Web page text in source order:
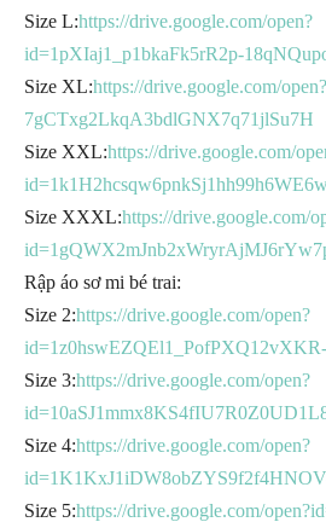
Size L:https://drive.google.com/open?
id=1pXIaj1_p1bkaFk5rR2p-
Size XL:https://drive.google.com/
7gCTxg2LkqA3bdlGNX7q71jlSu7H
Size XXL:https://drive.google.com/
Size XXXL:https://drive.google.com/
Rập áo sơ mi bé trai:
Size 2:https://drive.google.com/open?
Size 3:https://drive.google.com/open?
Size 4:https://drive.google.com/open?
Size 5:https://drive.google.com/